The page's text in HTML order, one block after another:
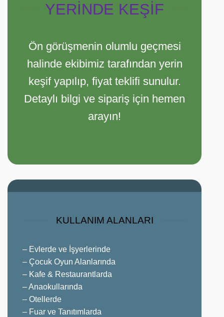
YERİNDE KEŞİF
Ön görüşmenin olumlu geçmesi
halinde ekibimiz tarafından yerin
keşif yapılıp, fiyat teklifi sunulur.
Detaylı bilgi ve sipariş için hemen
arayın!
KULLANIM ALANLARI
– Evlerde ve İşyerlerinde
– Çocuk Oyun Alanlarında
– Kafe & Restaurantlarda
– Anaokullarında
– Otellerde
– Fuar ve Tanıtımlarda